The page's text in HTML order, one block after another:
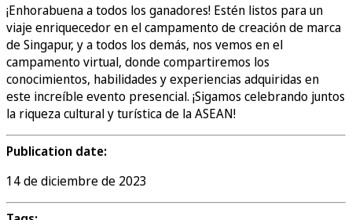
¡Enhorabuena a todos los ganadores! Estén listos para un
viaje enriquecedor en el campamento de creación de marca
de Singapur, y a todos los demás, nos vemos en el
campamento virtual, donde compartiremos los
conocimientos, habilidades y experiencias adquiridas en
este increíble evento presencial. ¡Sigamos celebrando juntos
la riqueza cultural y turística de la ASEAN!
Publication date:
14 de diciembre de 2023